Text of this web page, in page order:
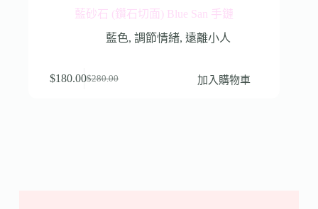
藍砂石 (鑽石切面) Blue San 手鏈
藍色,調節情緒,遠離小人
$280.00
$180.00 加入購物車